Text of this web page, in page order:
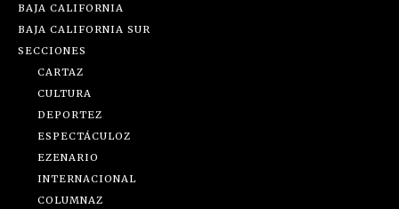
BAJA CALIFORNIA
BAJA CALIFORNIA SUR
SECCIONES
CARTAZ
CULTURA
DEPORTEZ
ESPECTÁCULOZ
EZENARIO
INTERNACIONAL
COLUMNAZ